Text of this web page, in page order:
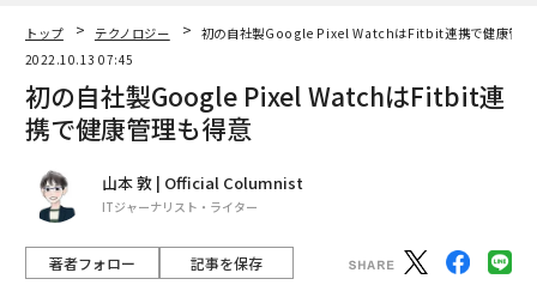
トップ テクノロジー
初の自社製Google Pixel WatchはFitbit連携で健康管理
2022.10.13 07:45
初の自社製Google Pixel WatchはFitbit連
携で健康管理も得意
山本 敦 | Official Columnist
ITジャーナリスト・ライター
著者フォロー 記事を保存